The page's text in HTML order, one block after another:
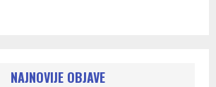
NAJNOVIJE OBJAVE